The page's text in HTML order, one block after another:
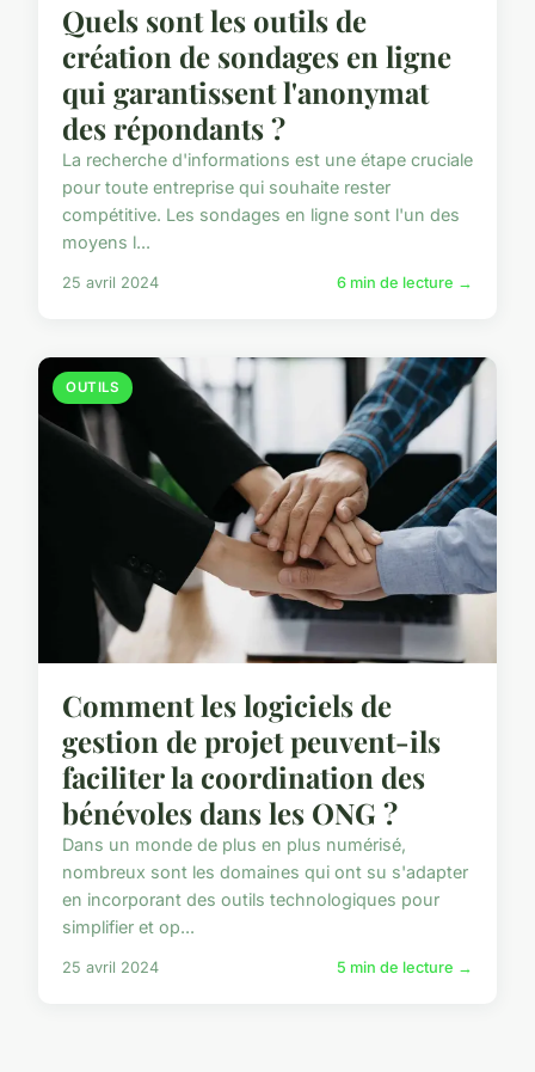
Quels sont les outils de
création de sondages en ligne
qui garantissent l'anonymat
des répondants ?
La recherche d'informations est une étape cruciale
pour toute entreprise qui souhaite rester
compétitive. Les sondages en ligne sont l'un des
moyens l...
25 avril 2024 6 min de lecture →
OUTILS
Comment les logiciels de
gestion de projet peuvent-ils
faciliter la coordination des
bénévoles dans les ONG ?
Dans un monde de plus en plus numérisé,
nombreux sont les domaines qui ont su s'adapter
en incorporant des outils technologiques pour
simplifier et op...
25 avril 2024 5 min de lecture →